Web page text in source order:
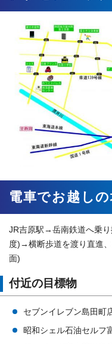
電車でお越し
JR吉原駅→岳南鉄道へ乗
度)→横断歩道を渡り直進
面)
付近の目標物
セブンイレブン島田町
昭和シェル石油セルフ